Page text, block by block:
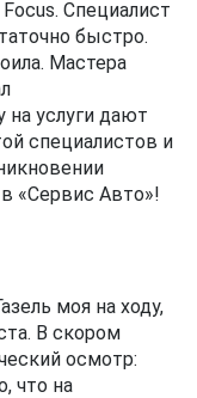
Специалист
быстро.
Мастера
услуги дают
специалистов и
«Сервис Авто»!
моя на ходу,
В скором
осмотр:
что на